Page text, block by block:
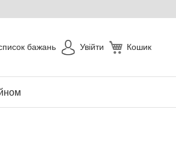
Кошик
бажань Увійти